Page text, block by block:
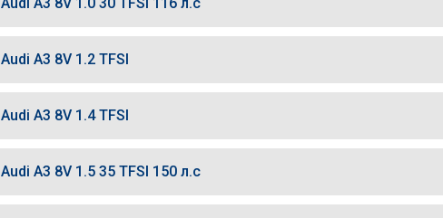
Audi A3 8V 1.2 TFSI
Audi A3 8V 1.4 TFSI
Audi A3 8V 1.5 35 TFSI 150 л.с